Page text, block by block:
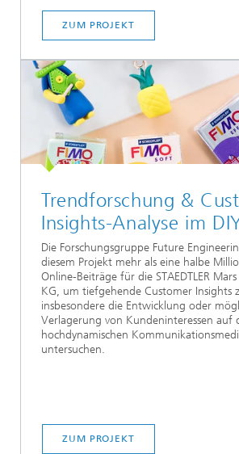
ZUM PROJEKT
Trendforschung &
Insights-Analyse im
Die Forschungsgruppe Future
diesem Projekt mehr als eine halbe
Online-Beiträge für die STAEDTLER
KG, um tiefgehende Customer Insights
insbesondere die Entwicklung oder
Verlagerung von Kundeninteressen auf
hochdynamischen
untersuchen.
ZUM PROJEKT